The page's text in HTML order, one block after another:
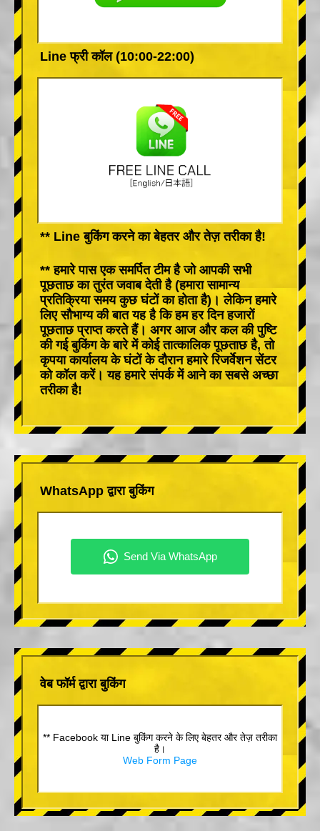
Line फ्री कॉल (10:00-22:00)
** Line बुकिंग करने का बेहतर और तेज़ तरीका है!
** हमारे पास एक समर्पित टीम है जो आपकी सभी
पूछताछ का तुरंत जवाब देती है (हमारा सामान्य
प्रतिक्रिया समय कुछ घंटों का होता है)। लेकिन हमारे
लिए सौभाग्य की बात यह है कि हम हर दिन हजारों
पूछताछ प्राप्त करते हैं। अगर आज और कल की पुष्टि
की गई बुकिंग के बारे में कोई तात्कालिक पूछताछ है, तो
कृपया कार्यालय के घंटों के दौरान हमारे रिजर्वेशन सेंटर
को कॉल करें। यह हमारे संपर्क में आने का सबसे अच्छा
तरीका है!
WhatsApp द्वारा बुकिंग
वेब फॉर्म द्वारा बुकिंग
** Facebook या Line बुकिंग करने के लिए बेहतर और तेज़ तरीका
है।
Web Form Page